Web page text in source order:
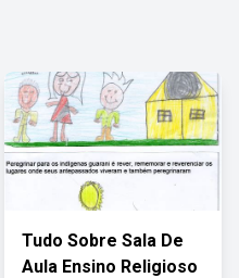
Tudo Sobre Sala De
Aula Ensino Religioso